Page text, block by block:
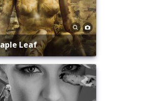
Maple Leaf